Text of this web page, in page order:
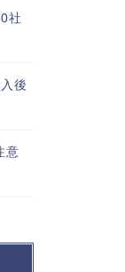
社
後
意